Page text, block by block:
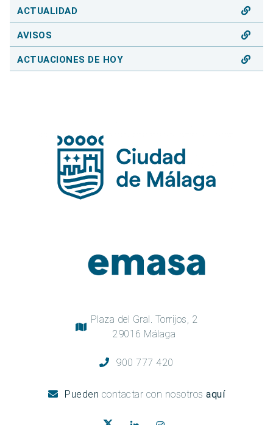
ACTUALIDAD
AVISOS
ACTUACIONES DE HOY
Plaza del Gral. Torrijos, 2
29016 Málaga
900 777 420
Pueden contactar con nosotros aquí